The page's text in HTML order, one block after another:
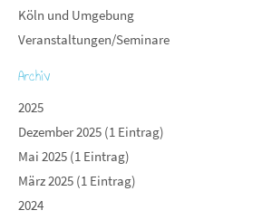
Köln und Umgebung
Veranstaltungen/Seminare
Archiv
2025
Dezember 2025 (1 Eintrag)
Mai 2025 (1 Eintrag)
März 2025 (1 Eintrag)
2024